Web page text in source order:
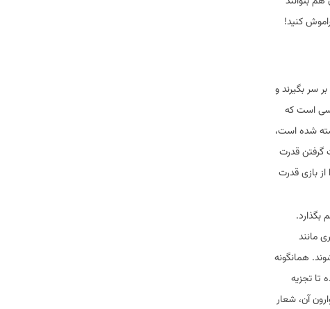
کنید!
سر بگیرند و
است که
شده است،
گرفتن قدرت
بازی قدرت
بگذارد.
مانند
همانگونه
تا تجزیه
آن، شعار